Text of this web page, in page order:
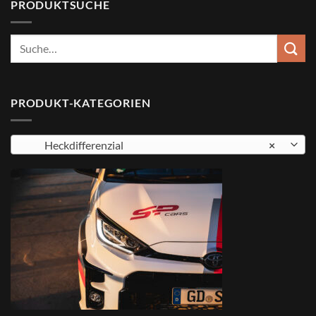
PRODUKTSUCHE
PRODUKT-KATEGORIEN
×
Heckdifferenzial